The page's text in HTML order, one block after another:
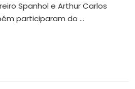
Spanhol e Arthur Carlos
participaram do ...